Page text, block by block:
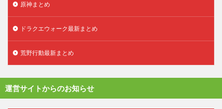
原神まとめ
ドラクエウォーク最新まとめ
荒野行動最新まとめ
運営サイトからのお知らせ